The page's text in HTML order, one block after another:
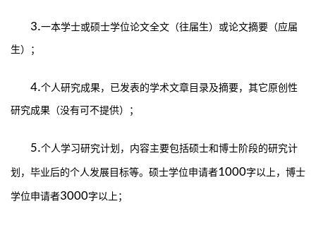
3.一本学士或硕士学位论文全文（往届生）或论文摘要（应届
生）；
4.个人研究成果，已发表的学术文章目录及摘要，其它原创性
研究成果（没有可不提供）；
5.个人学习研究计划，内容主要包括硕士和博士阶段的研究计
划，毕业后的个人发展目标等。硕士学位申请者1000字以上，博士
学位申请者3000字以上；